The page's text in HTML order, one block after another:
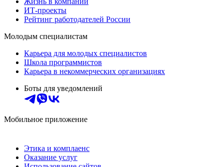
ИТ-проекты
Рейтинг работодателей России
Молодым специалистам
Карьера для молодых специалистов
Школа программистов
Карьера в некоммерческих организациях
Боты для уведомлений
Мобильное приложение
Этика и комплаенс
Оказание услуг